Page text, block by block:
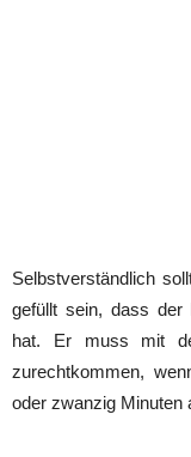
Selbstverständlich
gefüllt sein, dass der
hat. Er muss mit
zurechtkommen,
oder zwanzig Minuten